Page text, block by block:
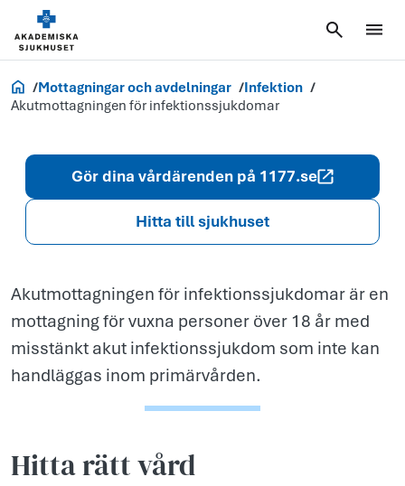
Akademiska.se
Mottagningar och avdelningar
Infektion
Akutmottagningen för infektions­sjukdomar
för infektions­
sjukdomar
Gör dina vårdärenden på 1177.se
Hitta till sjukhuset
Akutmottagningen för infektionssjukdomar är en
mottagning för vuxna personer över 18 år med
misstänkt akut infektionssjukdom som inte kan
handläggas inom primärvården.
Hitta rätt vård